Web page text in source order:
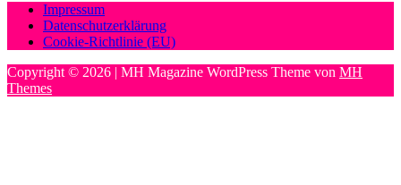
Impressum
Datenschutzerklärung
Cookie-Richtlinie (EU)
Copyright © 2026 | MH Magazine WordPress Theme von MH
Themes